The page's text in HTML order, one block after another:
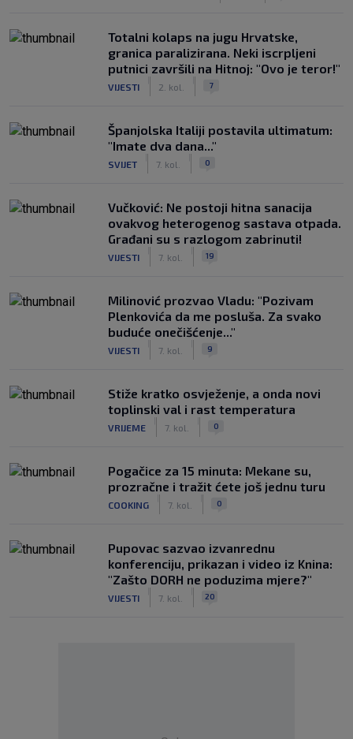
Totalni kolaps na jugu Hrvatske,
granica paralizirana. Neki iscrpljeni
putnici završili na Hitnoj: "Ovo je teror!"
VIJESTI 2. kol. 7
Španjolska Italiji postavila ultimatum:
"Imate dva dana..."
SVIJET 7. kol. 0
Vučković: Ne postoji hitna sanacija
ovakvog heterogenog sastava otpada.
Građani su s razlogom zabrinuti!
VIJESTI 7. kol. 19
Milinović prozvao Vladu: "Pozivam
Plenkovića da me posluša. Za svako
buduće onečišćenje..."
VIJESTI 7. kol. 9
Stiže kratko osvježenje, a onda novi
toplinski val i rast temperatura
VRIJEME 7. kol. 0
Pogačice za 15 minuta: Mekane su,
prozračne i tražit ćete još jednu turu
COOKING 7. kol. 0
Pupovac sazvao izvanrednu
konferenciju, prikazan i video iz Knina:
"Zašto DORH ne poduzima mjere?"
VIJESTI 7. kol. 20